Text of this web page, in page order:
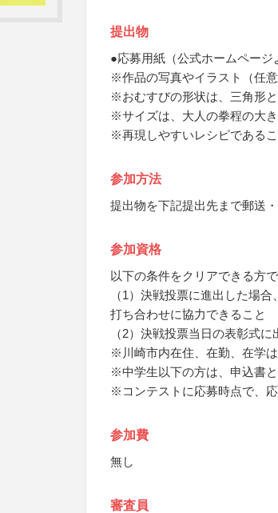
提出物
●応募用紙（公式ホームページ
※作品の写真やイラスト（任
※おむすびの形状は、三角形
※サイズは、大人の拳程の大
※再現しやすいレシピであるこ
参加方法
提出物を下記提出先まで郵送
参加資格
以下の条件をクリアできる方
（1）決戦投票に進出した場
打ち合わせに協力できること
（2）決戦投票当日の表彰式に
※川崎市内在住、在勤、在学
※中学生以下の方は、申込書
※コンテストに応募時点で、
参加費
無し
審査員